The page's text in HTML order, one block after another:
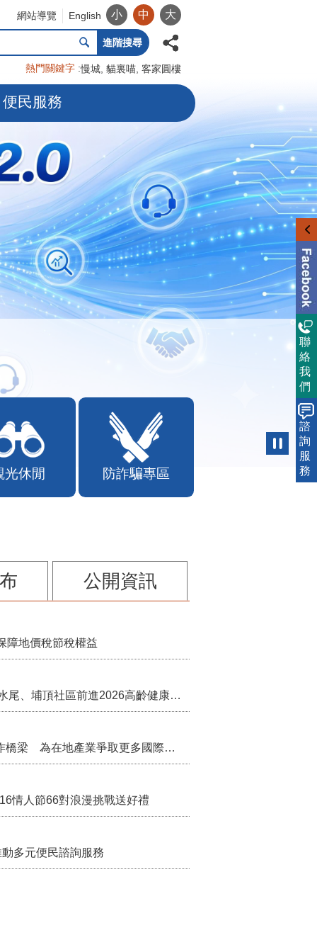
網站導覽 English 小 中 大
進階搜尋
熱門關鍵字 慢城 貓裏喵 客家圓樓
便民服務
光休閒 防詐騙專區
公開資訊
障地價稅節稅權益
苗栗農村綠色照顧成果登上全國舞台！ 後龍水尾、埔頂社區前進2026高齡健康產業博覽會
把握國際交流契機 苗栗縣政府搭建海外合作橋梁 為在地產業爭取更多國際市場機會
情人節66對浪漫挑戰送好禮
多元便民諮詢服務
聯
絡
我
們
諮
詢
服
務